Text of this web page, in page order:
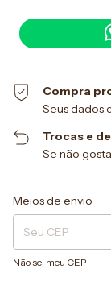
Compra
Seus dados
Trocas e
Se não
Entregas para o CEP:
Meios de envio
Não sei meu CEP